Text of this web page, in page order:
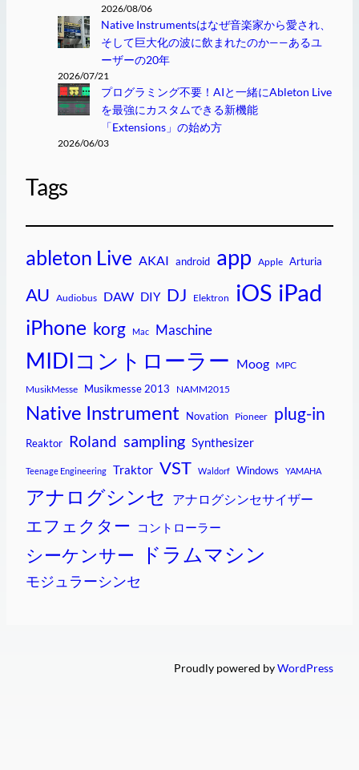
2026/08/06
Native Instrumentsはなぜ音楽家から愛され、
そして巨大化の波に飲まれたのか——あるユ
ーザーの20年
2026/07/21
プログラミング不要！AIと一緒にAbleton Live
を最強にカスタムできる新機能
「Extensions」の始め方
2026/06/03
Tags
ableton Live AKAI android app Apple Arturia
AU Audiobus DAW DIY DJ Elektron iOS iPad
iPhone korg Mac Maschine
MIDIコントローラー Moog MPC
MusikMesse Musikmesse 2013 NAMM2015
Native Instrument Novation Pioneer plug-in
Reaktor Roland sampling Synthesizer
Teenage Engineering Traktor VST Waldorf Windows YAMAHA
アナログシンセ アナログシンセサイザー
エフェクター コントローラー
シーケンサー ドラムマシン
モジュラーシンセ
Proudly powered byWordPress